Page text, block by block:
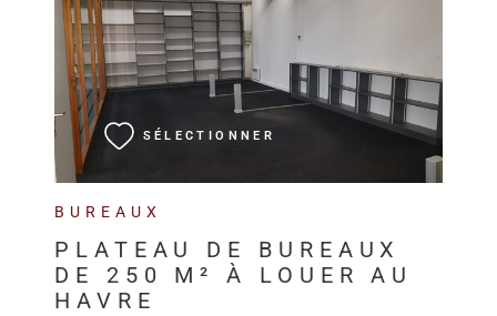
BUREAUX
PLATEAU DE BUREAUX
DE 250 M² À LOUER AU
HAVRE
SÉLECTIONNER
VOIR LE BIEN